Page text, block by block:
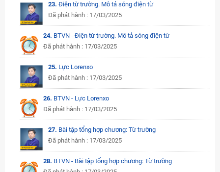
23. Điện từ trường. Mô tả sóng điện từ
Đã phát hành : 17/03/2025
24. BTVN - Điện từ trường. Mô tả sóng điện từ
Đã phát hành : 17/03/2025
25. Lực Lorenxo
Đã phát hành : 17/03/2025
26. BTVN - Lực Lorenxo
Đã phát hành : 17/03/2025
27. Bài tập tổng hợp chương: Từ trường
Đã phát hành : 17/03/2025
28. BTVN - Bài tập tổng hợp chương: Từ trường